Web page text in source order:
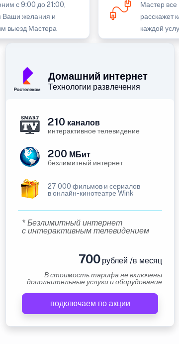
с 9:00 до 21:00,
Ваши желания и
выезд Мастера
Мастер все
расскажет
каждой
Домашний интернет
Технологии развлечения
210 каналов
интерактивное телевидение
200 МБит
безлимитный интернет
27 000 фильмов и сериалов
в онлайн-кинотеатре Wink
* Безлимитный интернет
с интерактивным телевидением
700рублей /в месяц
В стоимость тарифа не включены
дополнительные услуги и оборудование
подключаем по акции